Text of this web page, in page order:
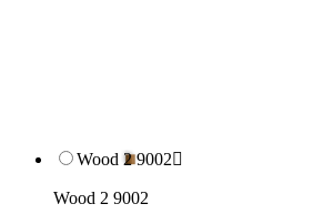
Wood 2 9002
Wood 2 9002